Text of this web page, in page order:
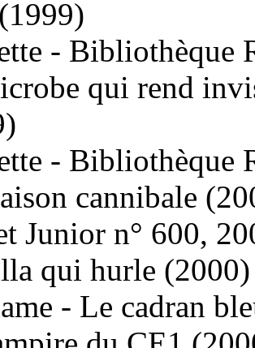
(1999)
- Bibliothèque
qui rend
- Bibliothèque
cannibale
Junior n° 600,
qui hurle (2000)
- Le cadran